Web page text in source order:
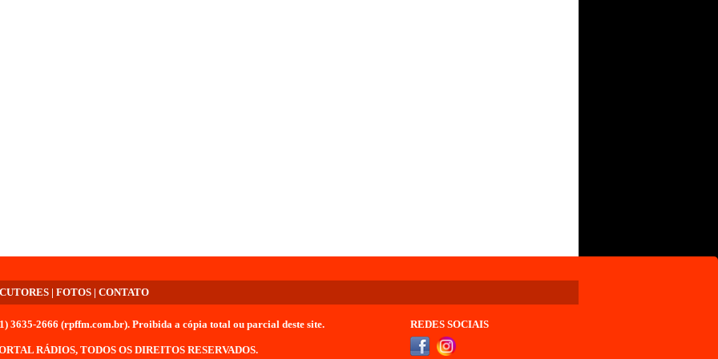
FOTOS CONTATO
3635-2666 (rpffm.com.br). Proibida a cópia total ou parcial deste site. REDES SOCIAIS
RÁDIOS, TODOS OS DIREITOS RESERVADOS.